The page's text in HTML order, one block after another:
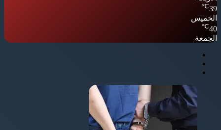
39
℃
الخميس
40
℃
الجمعة